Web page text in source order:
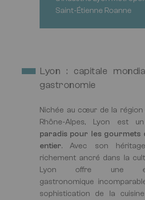
Saint-Étienne Roanne
Lyon : capitale
gastronomie
Nichée au cœur de la région
Rhône-Alpes, Lyon est
paradis pour les gourmets
entier. Avec son
richement ancré dans la
Lyon offre une
gastronomique
sophistication de la